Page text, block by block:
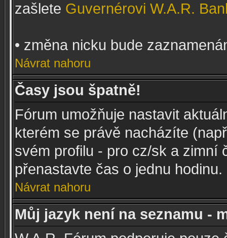
zašlete Guvernérovi W.A.R.
• změna nicku bude
Návrat nahoru
Časy jsou špatně!
Fórum umožňuje nastavit
kterém se právě nacházíte
svém profilu - pro cz/sk a zimní
přenastavte čas o jednu hodinu.
Návrat nahoru
Můj jazyk není na seznamu -